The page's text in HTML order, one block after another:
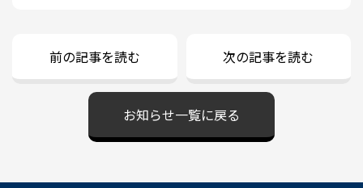
前の記事を読む 次の記事を読む
お知らせ一覧に戻る